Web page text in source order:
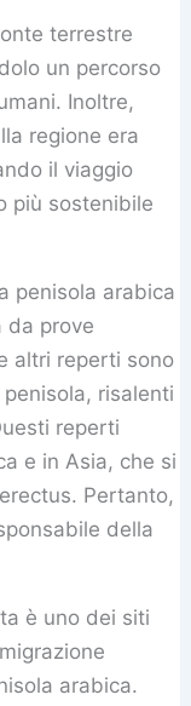
terrestre
un percorso
Inoltre,
regione era
il viaggio
più sostenibile
penisola arabica
da prove
altri reperti sono
risalenti
reperti
e in Asia, che si
Pertanto,
della
è uno dei siti
arabica.